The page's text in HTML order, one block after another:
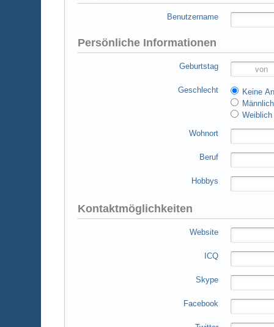
Benutzername
Persönliche Informationen
Geburtstag
Geschlecht
Keine
Männlich
Weiblich
Wohnort
Beruf
Hobbys
Kontaktmöglichkeiten
Website
ICQ
Skype
Facebook